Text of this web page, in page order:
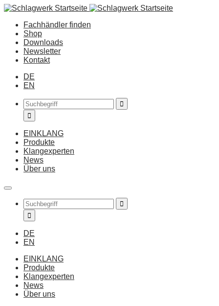
Fachhändler finden
Shop
Downloads
Newsletter
Kontakt
DE
EN
EINKLANG
Produkte
Klangexperten
News
Über uns
DE
EN
EINKLANG
Produkte
Klangexperten
News
Über uns